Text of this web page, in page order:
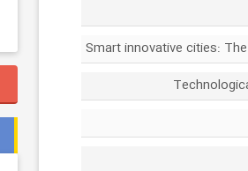
Smart innovative cities: